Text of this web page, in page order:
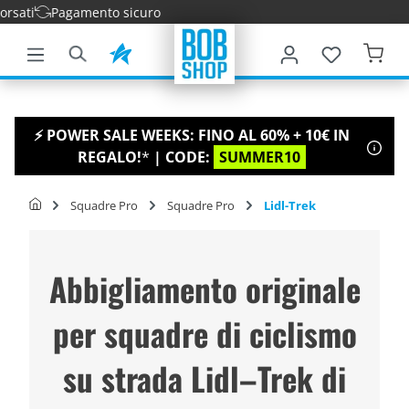
principale
sicuro
⚡ POWER SALE WEEKS: FINO AL 60% + 10€ IN
REGALO!* | CODE: SUMMER10
Squadre Pro Squadre Pro Lidl-Trek
Abbigliamento originale
per squadre di ciclismo
su strada Lidl–Trek di